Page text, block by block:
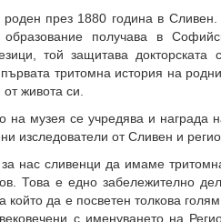
през 1880 година в
получава в
той защитава
тритомна история на
живота си.
на музея се учредява и награда
изследователи от Сливен и
за нас сливенци да имаме
Това е едно забележително
който да е посветен толкова
с именуването на